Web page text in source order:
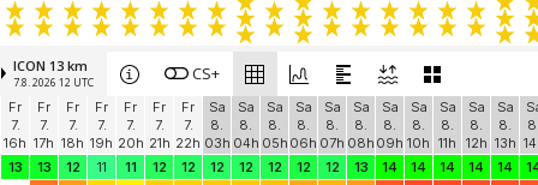
ICON 13 km
7.8. 2026 12 UTC CS+
Fr
7.
16h
Fr
7.
17h
Fr
7.
18h
Fr
7.
19h
Fr
7.
20h
Fr
7.
21h
Fr
7.
22h
Sa
8.
03h
Sa
8.
04h
Sa
8.
05h
Sa
8.
06h
Sa
8.
07h
Sa
8.
08h
Sa
8.
09h
Sa
8.
10h
Sa
8.
11h
Sa
8.
12h
Sa
8.
13h
13
13 12 11 11 12 12 12 12 12 12 12 13 14 14 14 14 14